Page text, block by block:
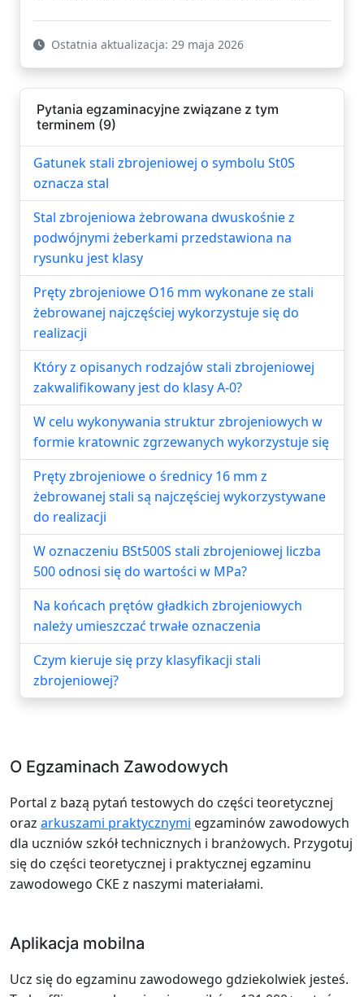
Ostatnia aktualizacja: 29 maja 2026
Pytania egzaminacyjne związane z tym
terminem (9)
Gatunek stali zbrojeniowej o symbolu St0S
oznacza stal
Stal zbrojeniowa żebrowana dwuskośnie z
podwójnymi żeberkami przedstawiona na
rysunku jest klasy
Pręty zbrojeniowe O16 mm wykonane ze stali
żebrowanej najczęściej wykorzystuje się do
realizacji
Który z opisanych rodzajów stali zbrojeniowej
zakwalifikowany jest do klasy A-0?
W celu wykonywania struktur zbrojeniowych w
formie kratownic zgrzewanych wykorzystuje się
Pręty zbrojeniowe o średnicy 16 mm z
żebrowanej stali są najczęściej wykorzystywane
do realizacji
W oznaczeniu BSt500S stali zbrojeniowej liczba
500 odnosi się do wartości w MPa?
Na końcach prętów gładkich zbrojeniowych
należy umieszczać trwałe oznaczenia
Czym kieruje się przy klasyfikacji stali
zbrojeniowej?
O Egzaminach Zawodowych
Portal z bazą pytań testowych do części teoretycznej
oraz arkuszami praktycznymi egzaminów zawodowych
dla uczniów szkół technicznych i branżowych. Przygotuj
się do części teoretycznej i praktycznej egzaminu
zawodowego CKE z naszymi materiałami.
Aplikacja mobilna
Ucz się do egzaminu zawodowego gdziekolwiek jesteś.